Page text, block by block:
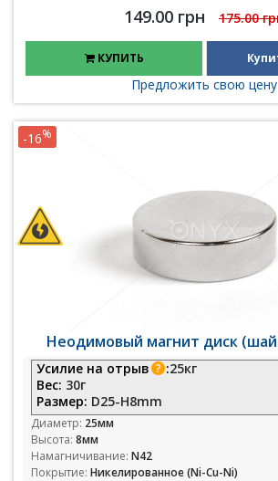
149.00 грн 175.00
КУПИТЬ
Предложить свою цену
Неодимовый магнит диск
Усилие на отрыв :25кг
Вес: 30г
Размер: D25-H8mm
Диаметр: 25мм
Высота: 8мм
Намагничивание: N42
Покрытие: Никелированное (Ni-Cu-Ni)
-16%